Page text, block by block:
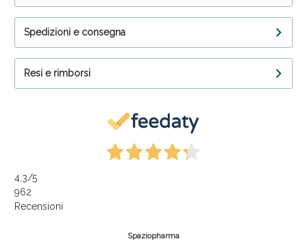
Spedizioni e consegna
Resi e rimborsi
4,3/5
962
Recensioni
Spaziopharma